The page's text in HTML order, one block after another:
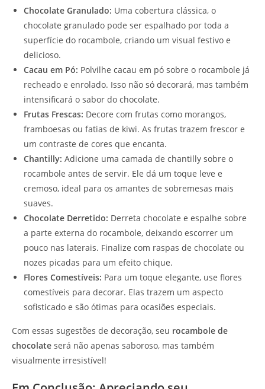
Chocolate Granulado: Uma cobertura clássica, o
chocolate granulado pode ser espalhado por toda a
superfície do rocambole, criando um visual festivo e
delicioso.
Cacau em Pó: Polvilhe cacau em pó sobre o rocambole já
recheado e enrolado. Isso não só decorará, mas também
intensificará o sabor do chocolate.
Frutas Frescas: Decore com frutas como morangos,
framboesas ou fatias de kiwi. As frutas trazem frescor e
um contraste de cores que encanta.
Chantilly: Adicione uma camada de chantilly sobre o
rocambole antes de servir. Ele dá um toque leve e
cremoso, ideal para os amantes de sobremesas mais
suaves.
Chocolate Derretido: Derreta chocolate e espalhe sobre
a parte externa do rocambole, deixando escorrer um
pouco nas laterais. Finalize com raspas de chocolate ou
nozes picadas para um efeito chique.
Flores Comestíveis: Para um toque elegante, use flores
comestíveis para decorar. Elas trazem um aspecto
sofisticado e são ótimas para ocasiões especiais.
Com essas sugestões de decoração, seu rocambole de
chocolate será não apenas saboroso, mas também
visualmente irresistível!